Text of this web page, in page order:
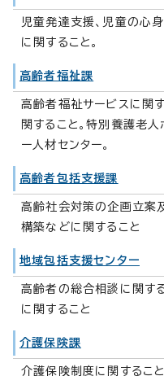
児童発達支援、児童の心
に関すること。
高齢者福祉課
高齢者福祉サービスに関
関すること。特別養護老人
ー人材センター。
高齢者包括支援課
高齢社会対策の企画立案
構築などに関すること
地域包括支援センター
高齢者の総合相談に関す
に関すること
介護保険課
介護保険制度に関すること